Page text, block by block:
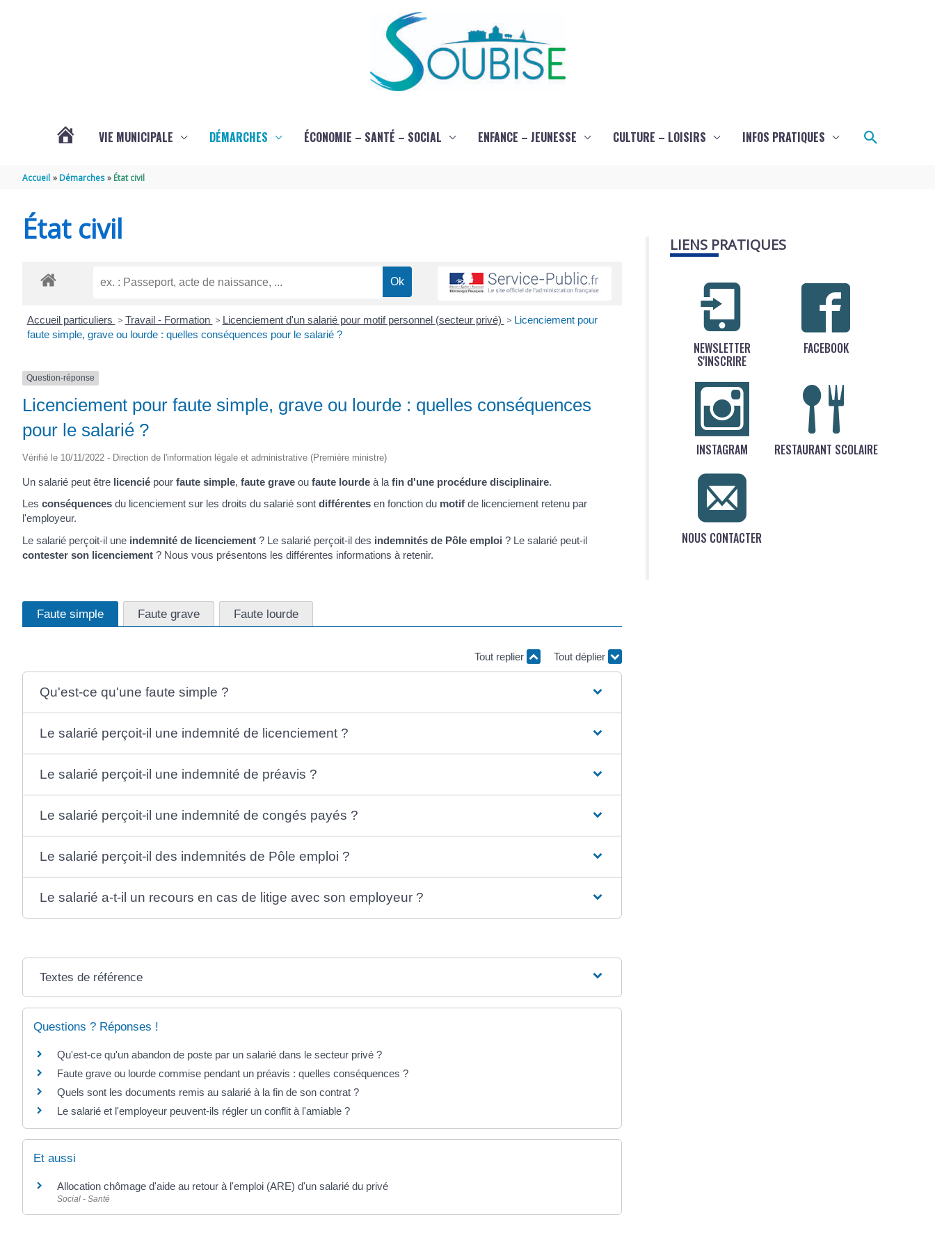
VIE MUNICIPALE DÉMARCHES ÉCONOMIE – SANTÉ – SOCIAL ENFANCE – JEUNESSE CULTURE – LOISIRS INFOS PRATIQUES
Accueil Démarches État civil
État civil
Accueil particuliers > Travail - Formation > Licenciement d'un salarié pour motif personnel (secteur privé) > Licenciement pour
faute simple, grave ou lourde : quelles conséquences pour le salarié ?
Question-réponse
Licenciement pour faute simple, grave ou lourde : quelles conséquences
pour le salarié ?
Vérifié le 10/11/2022 - Direction de l'information légale et administrative (Première ministre)
Un salarié peut être licencié pour faute simple, faute grave ou faute lourde à la fin d'une procédure disciplinaire.
Les conséquences du licenciement sur les droits du salarié sont différentes en fonction du motif de licenciement retenu par
l'employeur.
Le salarié perçoit-il une indemnité de licenciement ? Le salarié perçoit-il des indemnités de Pôle emploi ? Le salarié peut-il
contester son licenciement ? Nous vous présentons les différentes informations à retenir.
Faute simple Faute grave Faute lourde
Tout replier Tout déplier
Qu'est-ce qu'une faute simple ?
Le salarié perçoit-il une indemnité de licenciement ?
Le salarié perçoit-il une indemnité de préavis ?
Le salarié perçoit-il une indemnité de congés payés ?
Le salarié perçoit-il des indemnités de Pôle emploi ?
Le salarié a-t-il un recours en cas de litige avec son employeur ?
Textes de référence
Questions ? Réponses !
Qu'est-ce qu'un abandon de poste par un salarié dans le secteur privé ?
Faute grave ou lourde commise pendant un préavis : quelles conséquences ?
Quels sont les documents remis au salarié à la fin de son contrat ?
Le salarié et l'employeur peuvent-ils régler un conflit à l'amiable ?
Et aussi
Allocation chômage d'aide au retour à l'emploi (ARE) d'un salarié du privé
Social - Santé
LIENS PRATIQUES
NEWSLETTER
S'INSCRIRE
FACEBOOK
INSTAGRAM RESTAURANT SCOLAIRE
NOUS CONTACTER